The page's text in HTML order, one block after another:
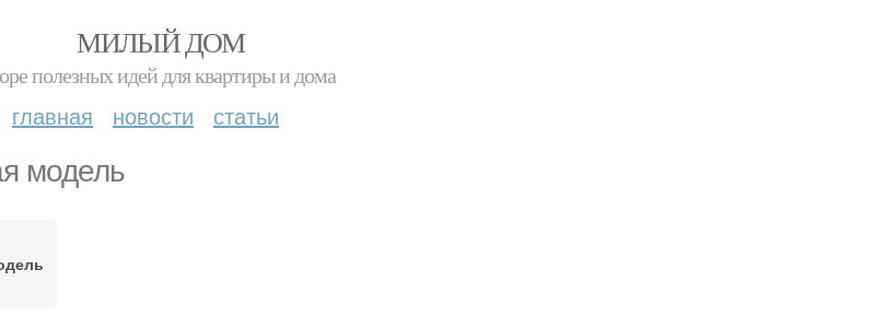
МИЛЫЙ ДОМ
полезных идей для квартиры и дома
главная новости статьи
модель